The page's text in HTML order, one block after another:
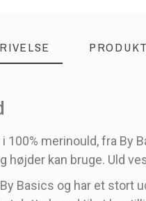
100% merinould, fra
højder kan bruge. Uld
Basics og har et stort